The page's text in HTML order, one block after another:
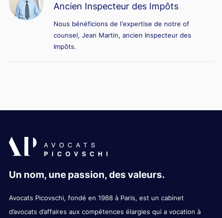
Ancien Inspecteur des Impôts
Nous bénéficions de l'expertise de notre of
counsel, Jean Martin, ancien Inspecteur des
Impôts.
Un nom, une passion, des valeurs.
Avocats Picovschi, fondé en 1988 à Paris, est un cabinet
d’avocats d’affaires aux compétences élargies qui a vocation à